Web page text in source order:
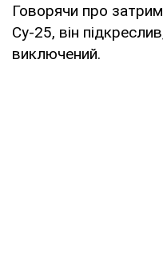
Говорячи про
Су-25, він
виключений.